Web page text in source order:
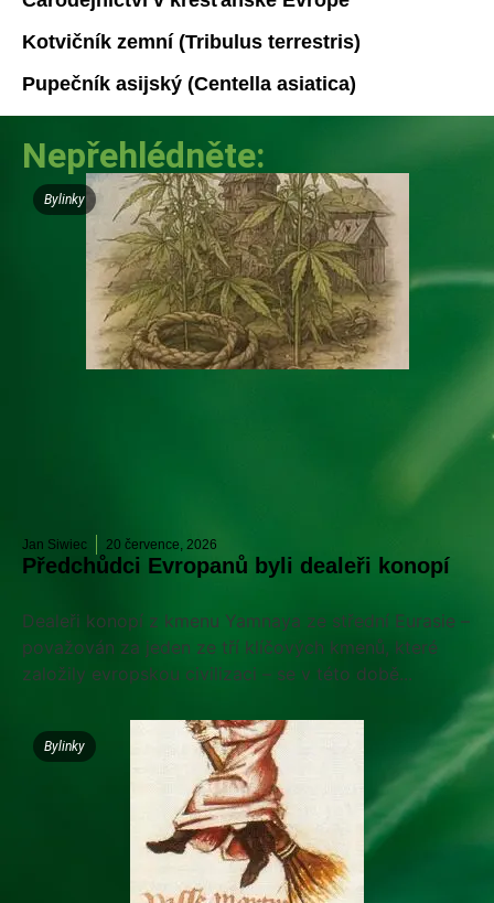
Kotvičník zemní (Tribulus terrestris)
Pupečník asijský (Centella asiatica)
Nepřehlédněte:
Bylinky
Jan Siwiec 20 července, 2026
Předchůdci Evropanů byli dealeři konopí
Dealeři konopí z kmenu Yamnaya ze střední Eurasie –
považován za jeden ze tří klíčových kmenů, které
založily evropskou civilizaci – se v této době...
Bylinky